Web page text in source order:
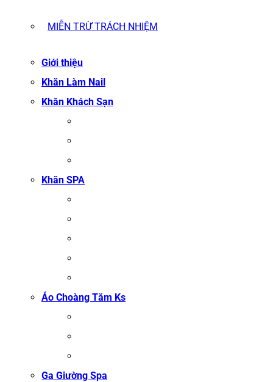
MIỄN TRỪ TRÁCH NHIỆM
Giới thiệu
Khăn Làm Nail
Khăn Khách Sạn
Khăn SPA
Áo Choàng Tắm Ks
Ga Giường Spa